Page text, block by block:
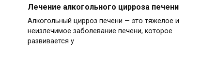
Лечение алкогольного цирроза печени
Алкогольный цирроз печени — это тяжелое и
неизлечимое заболевание печени, которое
развивается у